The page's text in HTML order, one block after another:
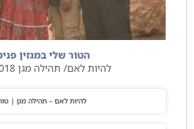
הטור שלי במגזין
להיות לאם/ תהילה מגן 2011-2018
להיות לאם – תהילה מגן | טור